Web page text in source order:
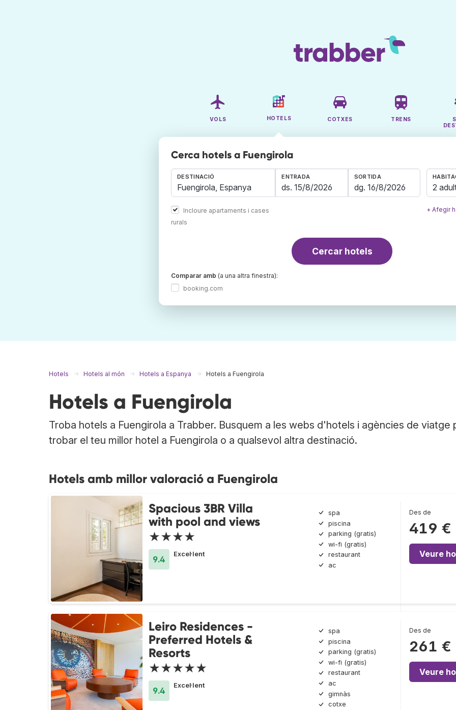
VOLS HOTELS COTXES TRENS
Cerca hotels a Fuengirola
DESTINACIÓ
Incloure apartaments i cases
rurals
ENTRADA SORTIDA
2
+ Afegir
Cercar hotels
Comparar amb (a una altra finestra):
booking.com
Hotels Hotels al món Hotels a Espanya Hotels a Fuengirola
Hotels a Fuengirola
Troba hotels a Fuengirola a Trabber. Busquem a les webs d'hotels i agències de viatge
trobar el teu millor hotel a Fuengirola o a qualsevol altra destinació.
Hotels amb millor valoració a Fuengirola
Spacious 3BR Villa
with pool and views
★★★★
9.4
Excel·lent
spa
piscina
parking (gratis)
wi-fi (gratis)
restaurant
ac
Des de
419 €
Veure
Leiro Residences -
Preferred Hotels &
Resorts
★★★★★
9.4
Excel·lent
spa
piscina
parking (gratis)
wi-fi (gratis)
restaurant
ac
gimnàs
cotxe
Des de
261 €
Veure